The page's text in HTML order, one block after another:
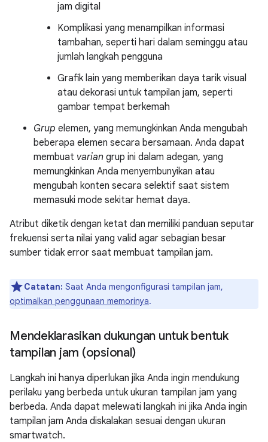
jam digital
Komplikasi yang menampilkan informasi
tambahan, seperti hari dalam seminggu atau
jumlah langkah pengguna
Grafik lain yang memberikan daya tarik visual
atau dekorasi untuk tampilan jam, seperti
gambar tempat berkemah
Grup elemen, yang memungkinkan Anda mengubah
beberapa elemen secara bersamaan. Anda dapat
membuat varian grup ini dalam adegan, yang
memungkinkan Anda menyembunyikan atau
mengubah konten secara selektif saat sistem
memasuki mode sekitar hemat daya.
Atribut diketik dengan ketat dan memiliki panduan seputar
frekuensi serta nilai yang valid agar sebagian besar
sumber tidak error saat membuat tampilan jam.
Catatan: Saat Anda mengonfigurasi tampilan jam,
optimalkan penggunaan memorinya.
Mendeklarasikan dukungan untuk bentuk
tampilan jam (opsional)
Langkah ini hanya diperlukan jika Anda ingin mendukung
perilaku yang berbeda untuk ukuran tampilan jam yang
berbeda. Anda dapat melewati langkah ini jika Anda ingin
tampilan jam Anda diskalakan sesuai dengan ukuran
smartwatch.